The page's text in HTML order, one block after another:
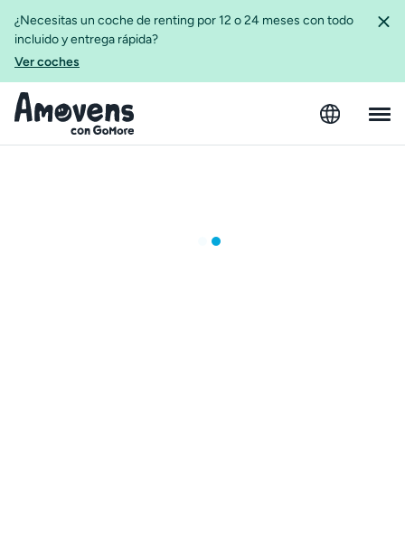
¿Necesitas un coche de renting por 12 o 24 meses con todo
incluido y entrega rápida?
Ver coches